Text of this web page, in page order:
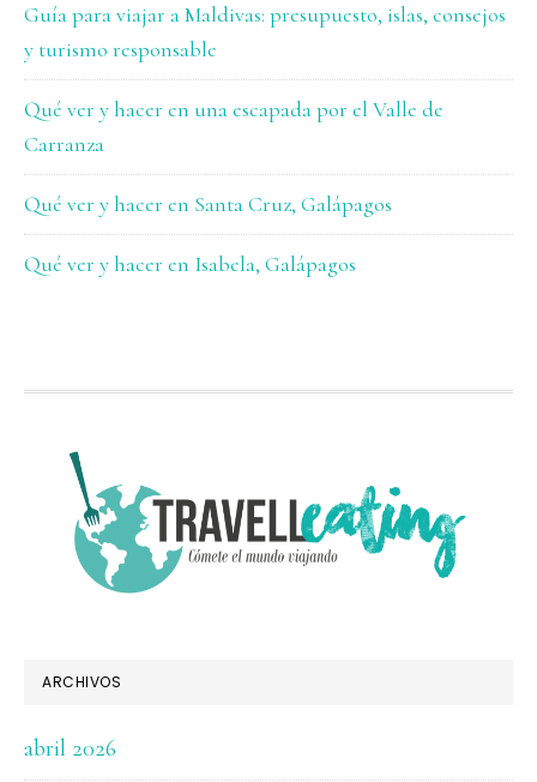
Guía para viajar a Maldivas: presupuesto, islas, consejos
y turismo responsable
Qué ver y hacer en una escapada por el Valle de
Carranza
Qué ver y hacer en Santa Cruz, Galápagos
Qué ver y hacer en Isabela, Galápagos
FOOTER
ARCHIVOS
abril 2026